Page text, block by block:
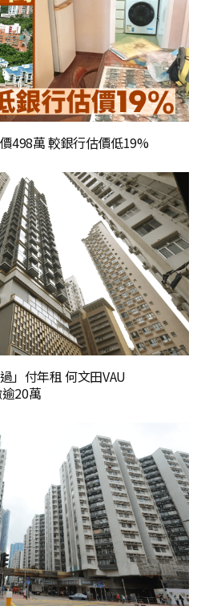
498萬 較銀行估價低19%
」付年租 何文田VAU
20萬